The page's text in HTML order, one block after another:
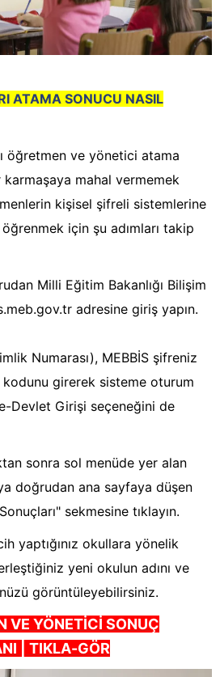
ATAMA SONUCU NASIL
öğretmen ve yönetici atama
karmaşaya mahal vermemek
kişisel şifreli sistemlerine
için şu adımları takip
Milli Eğitim Bakanlığı Bilişim
adresine giriş yapın.
Numarası), MEBBİS şifreniz
girerek sisteme oturum
Devlet Girişi seçeneğini de
sonra sol menüde yer alan
doğrudan ana sayfaya düşen
sekmesine tıklayın.
yaptığınız okullara yönelik
yeni okulun adını ve
görüntüleyebilirsiniz.
VE YÖNETİCİ SONUÇ
| TIKLA-GÖR